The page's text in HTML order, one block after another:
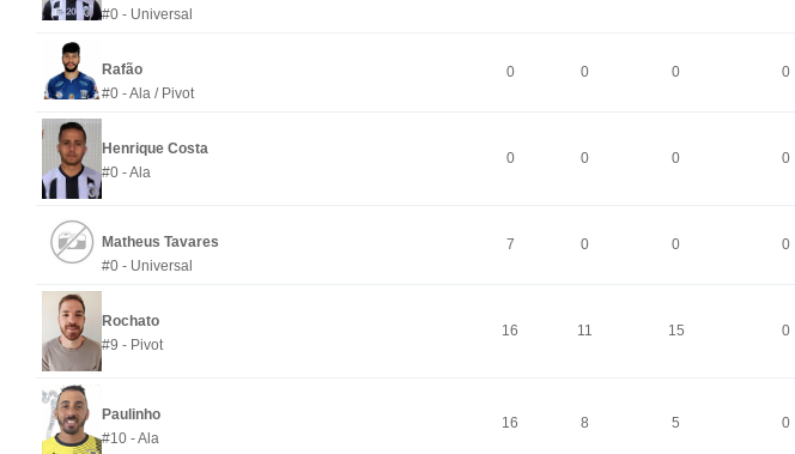
#0 - Universal
Rafão
#0 - Ala / Pivot
0 0 0 0
Henrique Costa
#0 - Ala
0 0 0 0
Matheus Tavares
#0 - Universal
7 0 0 0
Rochato
#9 - Pivot
16 11 15 0
Paulinho
#10 - Ala
16 8 5 0